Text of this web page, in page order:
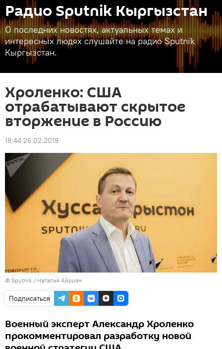
Радио Sputnik Кыргызстан
О последних новостях, актуальных темах и
интересных людях слушайте на радио Sputnik
Кыргызстан.
Хроленко: США
отрабатывают скрытое
вторжение в Россию
18:44 26.02.2019
© Sputnik / Наталья Айриян
Подписаться
Военный эксперт Александр Хроленко
прокомментировал разработку новой